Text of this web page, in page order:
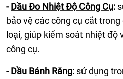
-Dầu Đo Nhiệt Độ Công Cụ:
bảo vệ các công cụ cắt
loại, giúp kiểm soát nhiệt độ
công cụ.
-Dầu Bánh Răng: sử dụng